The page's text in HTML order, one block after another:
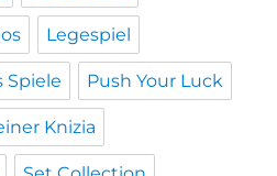
Legespiel
Spiele Push Your Luck
Knizia